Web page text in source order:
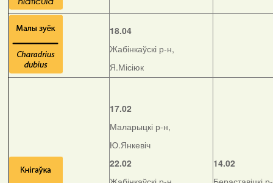
18.04
Жабінкаўскі р-н,
Я.Місіюк
17.02
Маларыцкі р-н,
Ю.Янкевіч
22.02
14.02